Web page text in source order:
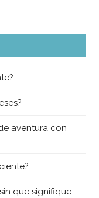
aventura con
que signifique